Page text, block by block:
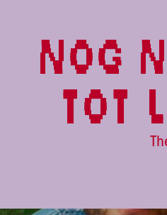
nog
tot